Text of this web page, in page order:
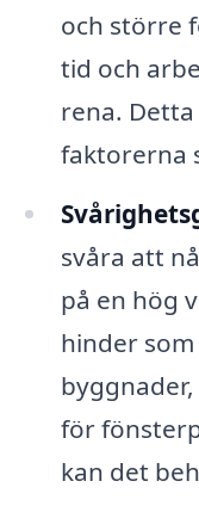
och större
tid och
rena.
faktorerna
svåra att
på en hög
hinder
för
kan det